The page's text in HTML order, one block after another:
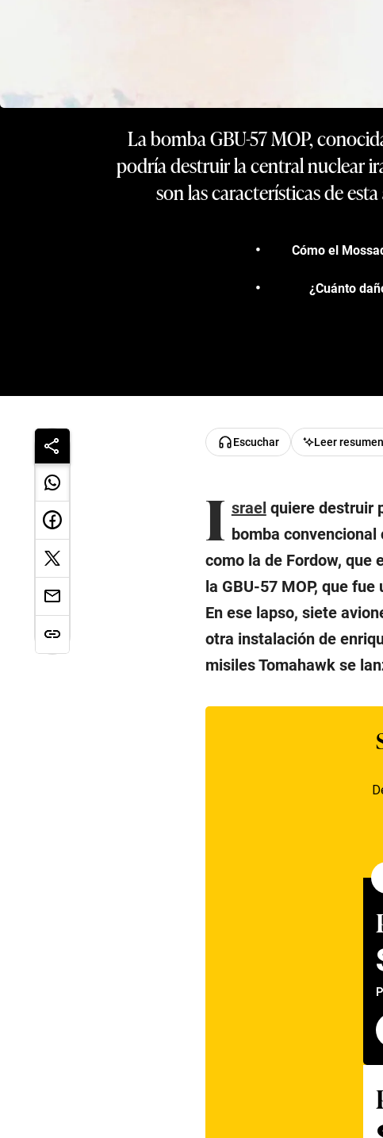
La bomba GBU-57 MOP,
podría destruir la central nuclear
son las características de
Cómo el
¿Cuánto
Escuchar Leer resumen
I srael quiere destruir
bomba
como la de Fordow, que
la GBU-57 MOP, que
En ese lapso, siete
otra instalación de
misiles Tomahawk se